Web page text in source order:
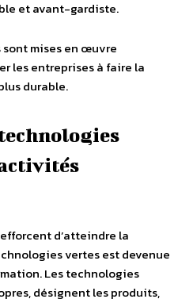
et avant-gardiste.
sont mises en œuvre
les entreprises à faire la
durable.
d’atteindre la
vertes est devenue
Les technologies
désignent les produits,